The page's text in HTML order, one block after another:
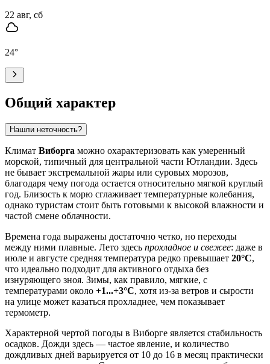
22 авг, сб
24°
Общий характер
Нашли неточность?
Климат Виборга можно охарактеризовать как умеренный
морской, типичный для центральной части Ютландии. Здесь
не бывает экстремальной жары или суровых морозов,
благодаря чему погода остается относительно мягкой круглый
год. Близость к морю сглаживает температурные колебания,
однако туристам стоит быть готовыми к высокой влажности и
частой смене облачности.
Времена года выражены достаточно четко, но переходы
между ними плавные. Лето здесь прохладное и свежее: даже в
июле и августе средняя температура редко превышает 20°C,
что идеально подходит для активного отдыха без
изнуряющего зноя. Зимы, как правило, мягкие, с
температурами около +1...+3°C, хотя из-за ветров и сырости
на улице может казаться прохладнее, чем показывает
термометр.
Характерной чертой погоды в Виборге является стабильность
осадков. Дожди здесь — частое явление, и количество
дождливых дней варьируется от 10 до 16 в месяц практически